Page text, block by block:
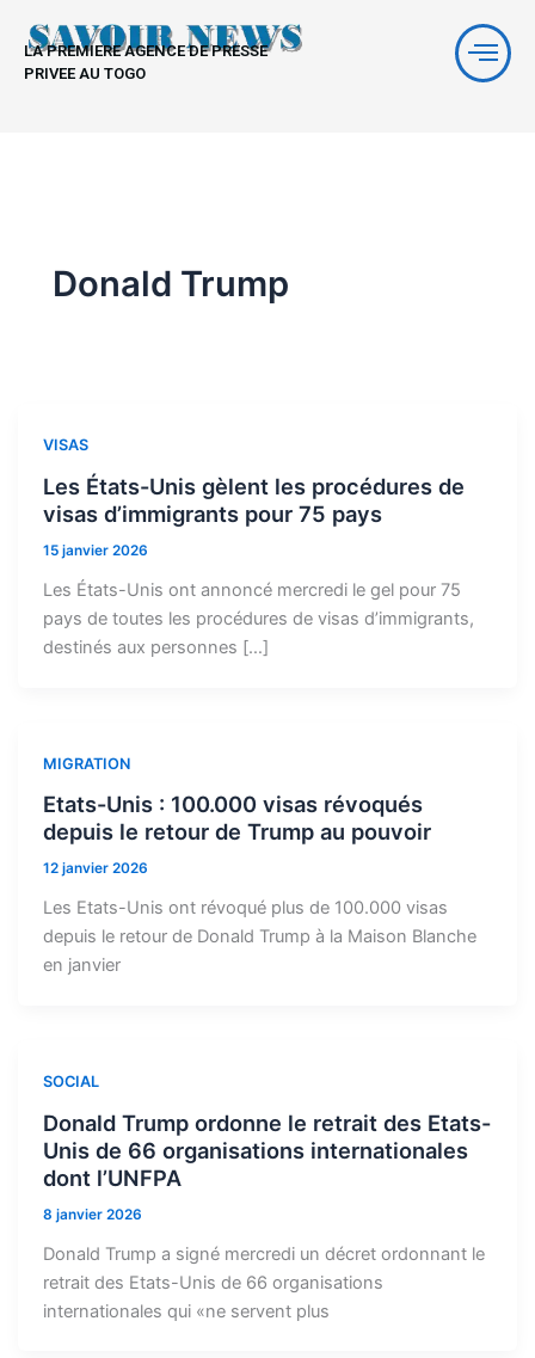
contenu
LA PREMIERE AGENCE DE PRESSE
PRIVEE AU TOGO
Donald Trump
VISAS
Les États-Unis gèlent les procédures de
visas d’immigrants pour 75 pays
15 janvier 2026
Les États-Unis ont annoncé mercredi le gel pour 75
pays de toutes les procédures de visas d’immigrants,
destinés aux personnes […]
MIGRATION
Etats-Unis : 100.000 visas révoqués
depuis le retour de Trump au pouvoir
12 janvier 2026
Les Etats-Unis ont révoqué plus de 100.000 visas
depuis le retour de Donald Trump à la Maison Blanche
en janvier
SOCIAL
Donald Trump ordonne le retrait des Etats-
Unis de 66 organisations internationales
dont l’UNFPA
8 janvier 2026
Donald Trump a signé mercredi un décret ordonnant le
retrait des Etats-Unis de 66 organisations
internationales qui «ne servent plus